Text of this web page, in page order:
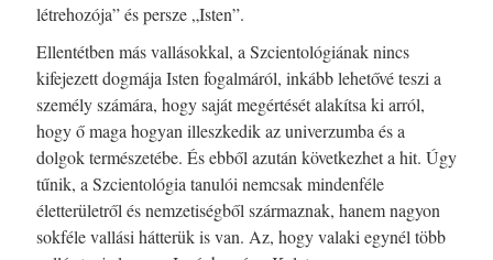
létrehozója” és persze „Isten”.
Ellentétben más vallásokkal, a Szcientológiának nincs
kifejezett dogmája Isten fogalmáról, inkább lehetővé teszi a
személy számára, hogy saját megértését alakítsa ki arról,
hogy ő maga hogyan illeszkedik az univerzumba és a
dolgok természetébe. És ebből azután következhet a hit. Úgy
tűnik, a Szcientológia tanulói nemcsak mindenféle
életterületről és nemzetiségből származnak, hanem nagyon
sokféle vallási hátterük is van. Az, hogy valaki egynél több